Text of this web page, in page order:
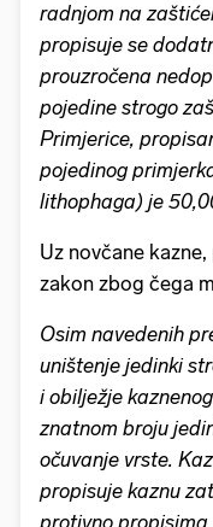
radnjom na
propisuje se
prouzročena
pojedine strogo
Primjerice,
pojedinog
lithophaga) je
Uz novčane
zakon zbog čega
Osim navedenih
uništenje jedinki
i obilježje
znatnom broju
očuvanje vrste.
propisuje kaznu